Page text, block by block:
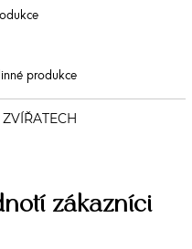
produkce
zákazníci